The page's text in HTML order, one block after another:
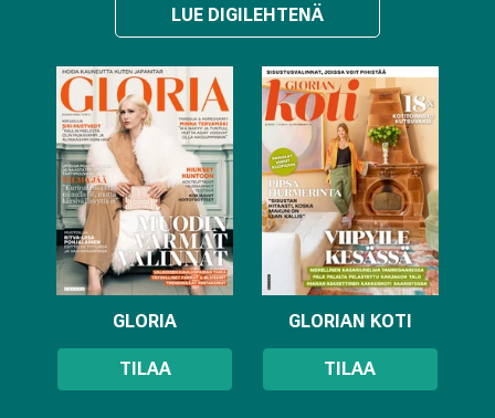
LUE DIGILEHTENÄ
GLORIA
TILAA
GLORIAN KOTI
TILAA